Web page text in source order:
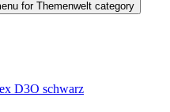
for Themenwelt category
D3O schwarz